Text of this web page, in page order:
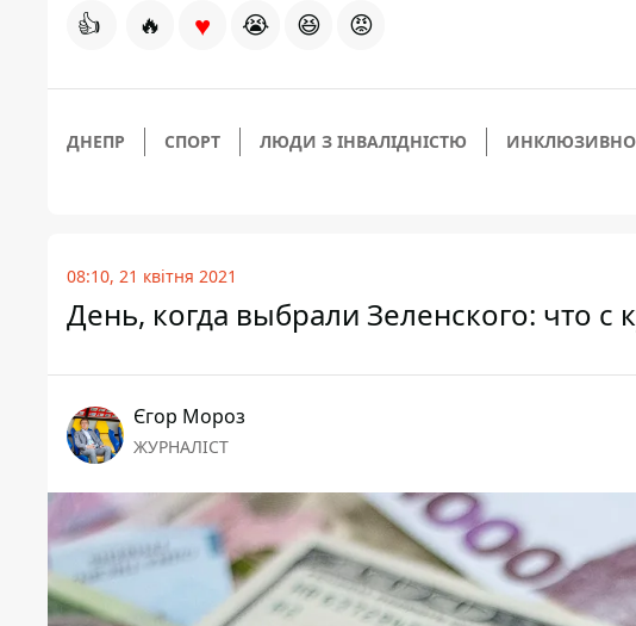
👍 🔥 ♥ 😭 😆 😡
ДНЕПР СПОРТ ЛЮДИ З ІНВАЛІДНІСТЮ
08:10, 21 квітня 2021
День, когда выбрали Зеленского: что с
Єгор Мороз
ЖУРНАЛІСТ